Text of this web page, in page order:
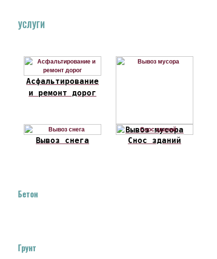
УСЛУГИ
Асфальтирование
и ремонт дорог
Вывоз мусора
Вывоз снега
Снос зданий
Бетон
Грунт